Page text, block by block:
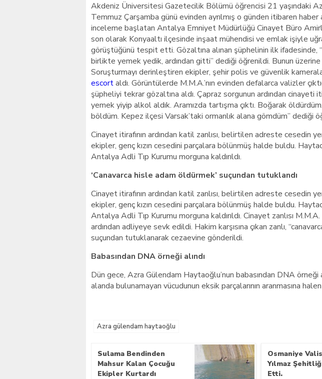
Akdeniz Üniversitesi Gazetecilik Bölümü öğrencisi 21 yaşındaki
Temmuz Çarşamba günü evinden ayrılmış o günden itibaren haber
inceleme başlatan Antalya Emniyet Müdürlüğü Cinayet Büro
son olarak Konyaaltı ilçesinde inşaat mühendisi ve emlak işiyle
görüştüğünü tespit etti. Gözaltına alınan şüphelinin ilk ifadesinde,
birlikte yemek yedik, ardından gitti” dediği öğrenildi. Bunun üzerine
Soruşturmayı derinleştiren ekipler, şehir polis ve güvenlik
escortaldı. Görüntülerde M.M.A.’nın evinden defalarca valizler
şüpheliyi tekrar gözaltına aldı. Çapraz sorgunun ardından cinayeti
yemek yiyip alkol aldık. Aramızda tartışma çıktı. Boğarak
böldüm. Kepez ilçesi Varsak’taki ormanlık alana gömdüm” dediği
Cinayet itirafının ardından katil zanlısı, belirtilen adreste cesedin
ekipler, genç kızın cesedini parçalara bölünmüş halde buldu.
Antalya Adli Tıp Kurumu morguna kaldırıldı.
‘Canavarca hisle adam öldürmek’ suçundan tutuklandı
Cinayet itirafının ardından katil zanlısı, belirtilen adreste cesedin
ekipler, genç kızın cesedini parçalara bölünmüş halde buldu.
Antalya Adli Tıp Kurumu morguna kaldırıldı. Cinayet zanlısı
ardından adliyeye sevk edildi. Hakim karşısına çıkan zanlı,
suçundan tutuklanarak cezaevine gönderildi.
Babasından DNA örneği alındı
Dün gece, Azra Gülendam Haytaoğlu’nun babasından DNA örneği
alanda bulunamayan vücudunun eksik parçalarının aranmasına
Azra gülendam haytaoğlu
Sulama Bendinden
Mahsur Kalan Çocuğu
Ekipler Kurtardı
Osmaniye
Yılmaz
Etti.